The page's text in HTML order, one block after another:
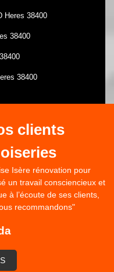
Heres 38400
38400
38400
clients
Isère rénovation pour
un travail consciencieux et
à l’écoute de ses clients,
recommandons"